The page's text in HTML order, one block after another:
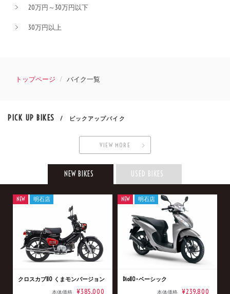
20万円～30万円以下
30万円以上
トップページ バイク一覧
PICK UP BIKES / ピックアップバイク
VIEW MORE
NEW BIKES USED BIKES
クロスカブ110 くまモンバージョン
本体価格 ¥385,000
NEW 明石店
Dio110･ベーシック
本体価格 ¥239,800
NEW 明石店